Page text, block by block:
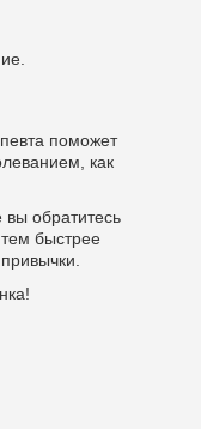
поможет
как
обратитесь
быстрее